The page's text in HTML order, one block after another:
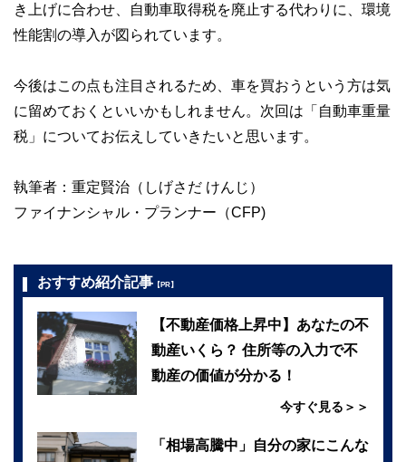
き上げに合わせ、自動車取得税を廃止する代わりに、環境
性能割の導入が図られています。
今後はこの点も注目されるため、車を買おうという方は気
に留めておくといいかもしれません。次回は「自動車重量
税」についてお伝えしていきたいと思います。
執筆者：重定賢治（しげさだ けんじ）
ファイナンシャル・プランナー（CFP)
おすすめ紹介記事 【PR】
【不動産価格上昇中】あなたの不
動産いくら？ 住所等の入力で不
動産の価値が分かる！
今すぐ見る＞＞
「相場高騰中」自分の家にこんな